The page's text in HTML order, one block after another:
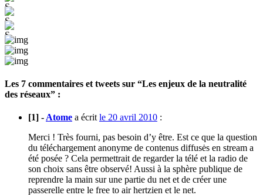
Les 7 commentaires et tweets sur “Les enjeux de la neutralité
des réseaux” :
[1] - Atome a écrit le 20 avril 2010 :
Merci ! Très fourni, pas besoin d’y être. Est ce que la question
du téléchargement anonyme de contenus diffusės en stream a
été posée ? Cela permettrait de regarder la télé et la radio de
son choix sans être observé! Aussi à la sphère publique de
reprendre la main sur une partie du net et de créer une
passerelle entre le free to air hertzien et le net.